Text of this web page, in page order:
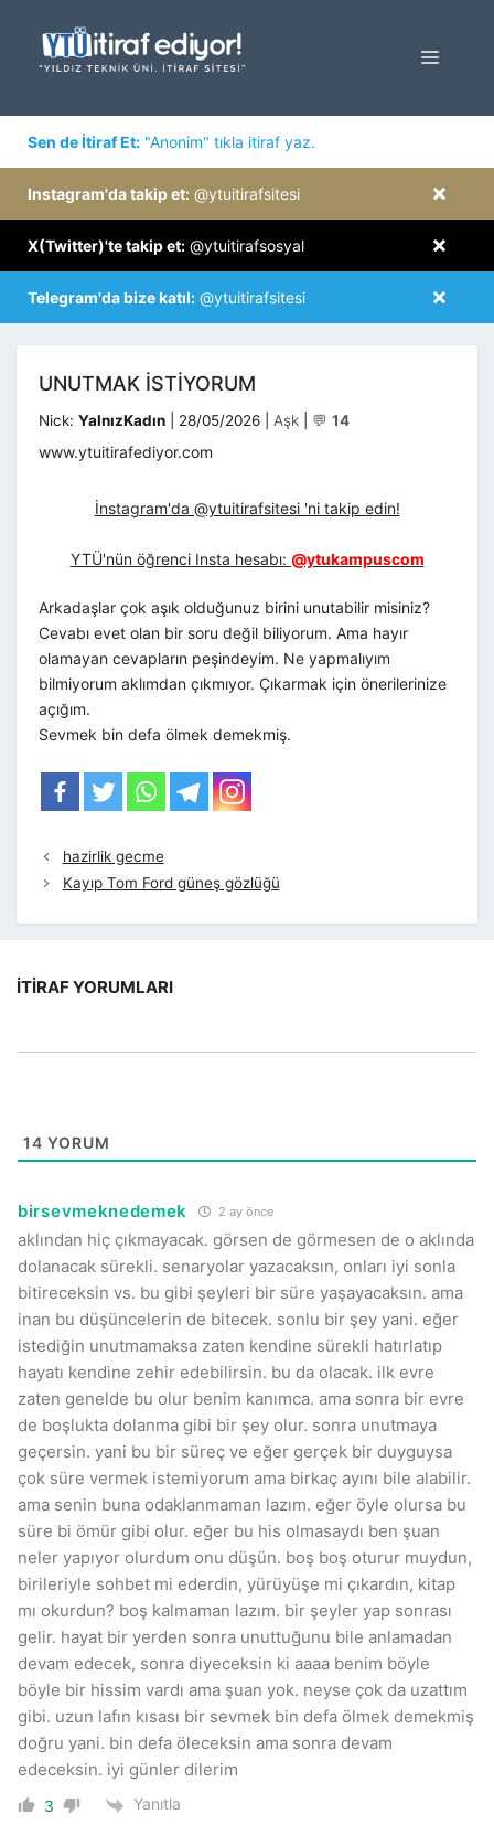
MENÜ
Sen de İtiraf Et: "Anonim" tıkla itiraf yaz.
×
Instagram'da takip et: @ytuitirafsitesi
×
X(Twitter)'te takip et: @ytuitirafsosyal
×
Telegram'da bize katıl: @ytuitirafsitesi
UNUTMAK İSTIYORUM
Nick: YalnızKadın 28/05/2026 Kategoriler
Aşk 💬 14
www.ytuitirafediyor.com
İnstagram'da @ytuitirafsitesi 'ni takip edin!
YTÜ'nün öğrenci Insta hesabı: @ytukampuscom
Arkadaşlar çok aşık olduğunuz birini unutabilir misiniz?
Cevabı evet olan bir soru değil biliyorum. Ama hayır
olamayan cevapların peşindeyim. Ne yapmalıyım
bilmiyorum aklımdan çıkmıyor. Çıkarmak için önerilerinize
açığım.
Sevmek bin defa ölmek demekmiş.
hazirlik gecme
Kayıp Tom Ford güneş gözlüğü
İTIRAF YORUMLARI
14 YORUM
birsevmeknedemek 2 ay önce
aklından hiç çıkmayacak. görsen de görmesen de o aklında
dolanacak sürekli. senaryolar yazacaksın, onları iyi sonla
bitireceksin vs. bu gibi şeyleri bir süre yaşayacaksın. ama
inan bu düşüncelerin de bitecek. sonlu bir şey yani. eğer
istediğin unutmamaksa zaten kendine sürekli hatırlatıp
hayatı kendine zehir edebilirsin. bu da olacak. ilk evre
zaten genelde bu olur benim kanımca. ama sonra bir evre
de boşlukta dolanma gibi bir şey olur. sonra unutmaya
geçersin. yani bu bir süreç ve eğer gerçek bir duyguysa
çok süre vermek istemiyorum ama birkaç ayını bile alabilir.
ama senin buna odaklanmaman lazım. eğer öyle olursa bu
süre bi ömür gibi olur. eğer bu his olmasaydı ben şuan
neler yapıyor olurdum onu düşün. boş boş oturur muydun,
birileriyle sohbet mi ederdin, yürüyüşe mi çıkardın, kitap
mı okurdun? boş kalmaman lazım. bir şeyler yap sonrası
gelir. hayat bir yerden sonra unuttuğunu bile anlamadan
devam edecek, sonra diyeceksin ki aaaa benim böyle
böyle bir hissim vardı ama şuan yok. neyse çok da uzattım
gibi. uzun lafın kısası bir sevmek bin defa ölmek demekmiş
doğru yani. bin defa öleceksin ama sonra devam
edeceksin. iyi günler dilerim
3 Yanıtla